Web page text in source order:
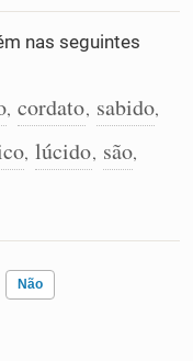
nas seguintes
, cordato, sabido,
, lúcido, são,
Não